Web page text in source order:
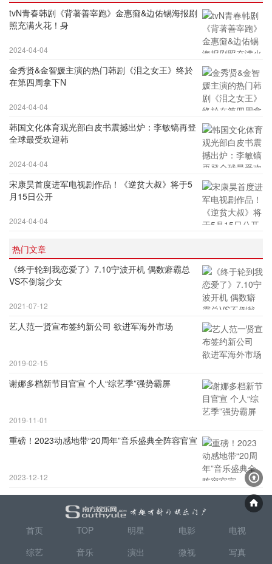
tvN青春韩剧《背著善宰跑》金惠奫&边佑锡海报剧
照充满火花！身
2024-04-04
金秀贤&金智媛主演的热门韩剧《泪之女王》终於
在第四周拿下N
2024-04-04
韩国文化体育观光部白皮书震撼出炉：李敏镐再登
全球最受欢迎韩
2024-04-04
宋康昊首度进军电视剧作品！《逆贫大叔》将于5
月15日公开
2024-04-04
热门文章
《终于轮到我恋爱了》7.10宁波开机 偶数癖霸总
VS不倒翁少女
2021-07-12
艺人范一贤宣布签约新公司 欲进军海外市场
2019-02-15
谢娜多档新节目官宣 个人“综艺季”强势霸屏
2019-11-01
重磅！2023动感地带“20周年”音乐盛典全阵容官宣
2023-12-12
首页 TOP 明星 电影
电视
综艺
音乐 演出 微视 写真